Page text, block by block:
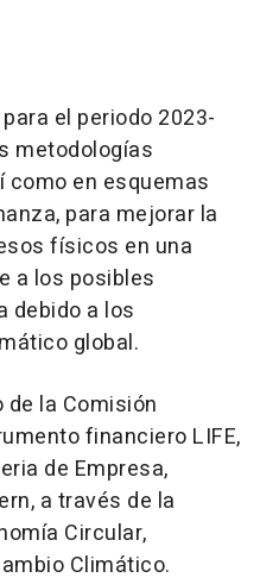
el periodo 2023-
metodologías
como en esquemas
para mejorar la
físicos en una
a los posibles
debido a los
global.
la Comisión
financiero LIFE,
de Empresa,
a través de la
Circular,
Climático.